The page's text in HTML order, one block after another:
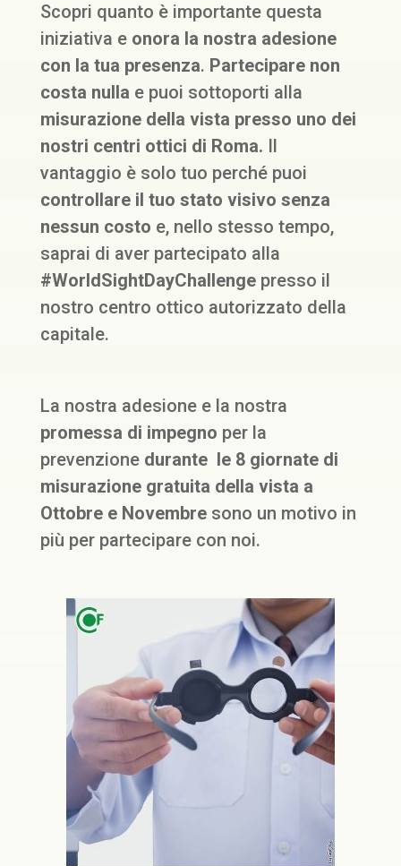
Scopri quanto è importante questa
iniziativa e onora la nostra adesione
con la tua presenza. Partecipare non
costa nulla e puoi sottoporti alla
misurazione della vista presso uno dei
nostri centri ottici di Roma. Il
vantaggio è solo tuo perché puoi
controllare il tuo stato visivo senza
nessun costo e, nello stesso tempo,
saprai di aver partecipato alla
#WorldSightDayChallenge presso il
nostro centro ottico autorizzato della
capitale.
La nostra adesione e la nostra
promessa di impegno per la
prevenzione durante le 8 giornate di
misurazione gratuita della vista a
Ottobre e Novembre sono un motivo in
più per partecipare con noi.